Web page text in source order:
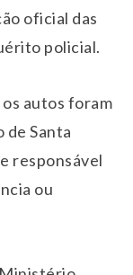
oficial das
policial.
autos foram
Santa
responsável
ou